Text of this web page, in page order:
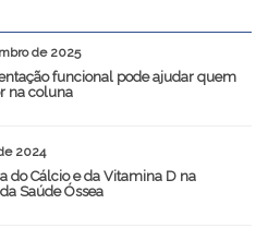
de 2025
funcional pode ajudar quem
na coluna
2024
do Cálcio e da Vitamina D na
Saúde Óssea